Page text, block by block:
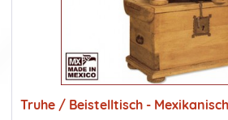
Truhe / Beistelltisch -